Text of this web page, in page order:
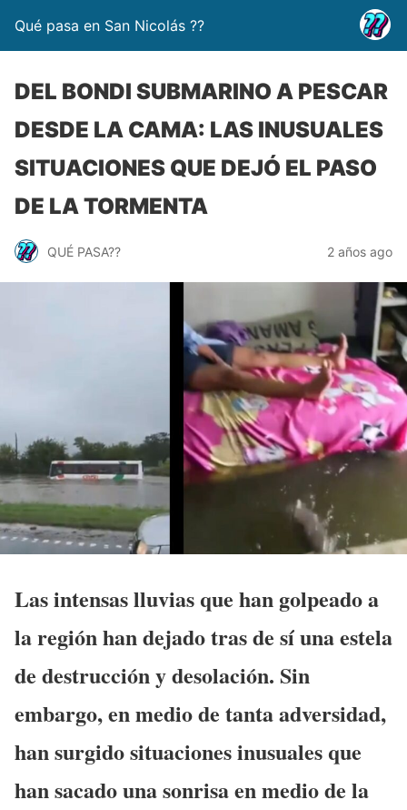
Qué pasa en San Nicolás ??
DEL BONDI SUBMARINO A PESCAR
DESDE LA CAMA: LAS INUSUALES
SITUACIONES QUE DEJÓ EL PASO
DE LA TORMENTA
QUÉ PASA?? 2 años ago
Las intensas lluvias que han golpeado a
la región han dejado tras de sí una estela
de destrucción y desolación. Sin
embargo, en medio de tanta adversidad,
han surgido situaciones inusuales que
han sacado una sonrisa en medio de la